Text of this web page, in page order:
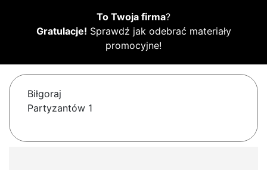
To Twoja firma?
Gratulacje! Sprawdź jak odebrać materiały
promocyjne!
Biłgoraj
Partyzantów 1